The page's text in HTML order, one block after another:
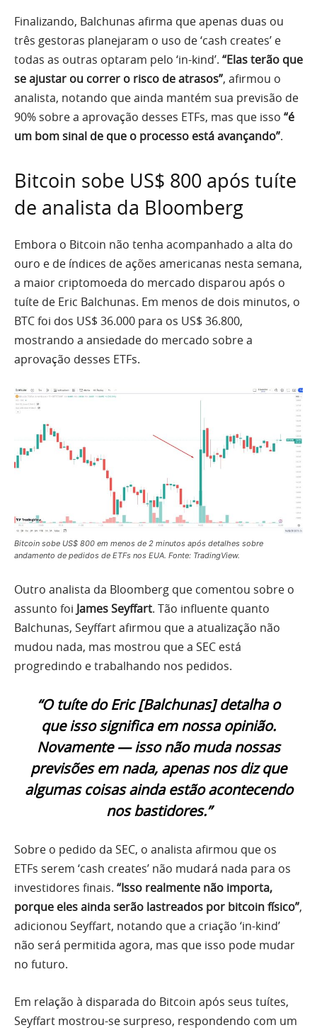
Finalizando, Balchunas afirma que apenas duas ou
três gestoras planejaram o uso de ‘cash creates’ e
todas as outras optaram pelo ‘in-kind’. “Elas terão que
se ajustar ou correr o risco de atrasos”, afirmou o
analista, notando que ainda mantém sua previsão de
90% sobre a aprovação desses ETFs, mas que isso “é
um bom sinal de que o processo está avançando”.
Bitcoin sobe US$ 800 após tuíte
de analista da Bloomberg
Embora o Bitcoin não tenha acompanhado a alta do
ouro e de índices de ações americanas nesta semana,
a maior criptomoeda do mercado disparou após o
tuíte de Eric Balchunas. Em menos de dois minutos, o
BTC foi dos US$ 36.000 para os US$ 36.800,
mostrando a ansiedade do mercado sobre a
aprovação desses ETFs.
Bitcoin sobe US$ 800 em menos de 2 minutos após detalhes sobre
andamento de pedidos de ETFs nos EUA. Fonte: TradingView.
Outro analista da Bloomberg que comentou sobre o
assunto foi James Seyffart. Tão influente quanto
Balchunas, Seyffart afirmou que a atualização não
mudou nada, mas mostrou que a SEC está
progredindo e trabalhando nos pedidos.
“O tuíte do Eric [Balchunas] detalha o
que isso significa em nossa opinião.
Novamente — isso não muda nossas
previsões em nada, apenas nos diz que
algumas coisas ainda estão acontecendo
nos bastidores.”
Sobre o pedido da SEC, o analista afirmou que os
ETFs serem ‘cash creates’ não mudará nada para os
investidores finais. “Isso realmente não importa,
porque eles ainda serão lastreados por bitcoin físico”,
adicionou Seyffart, notando que a criação ‘in-kind’
não será permitida agora, mas que isso pode mudar
no futuro.
Em relação à disparada do Bitcoin após seus tuítes,
Seyffart mostrou-se surpreso, respondendo com um